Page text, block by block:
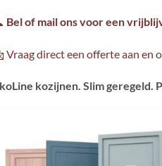
Bel of mail ons voor een
Vraag direct een offerte aan en
kozijnen. Slim